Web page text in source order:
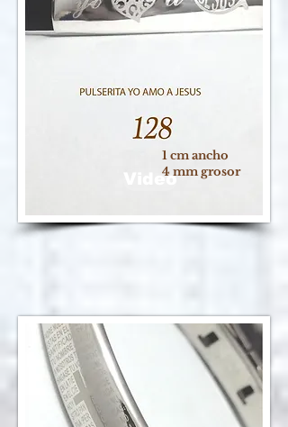
Video
1 cm ancho
4 mm grosor